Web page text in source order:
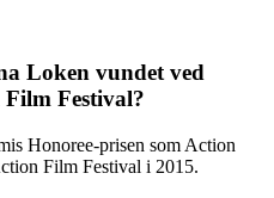
Loken vundet ved
Festival?
Honoree-prisen som Action
Film Festival i 2015.